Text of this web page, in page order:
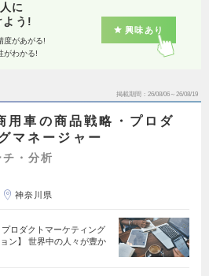
に
よう!
度があがる!
がわかる!
興味あり
掲載期間 26/08/06～26/08/19
用車の商品戦略・プロダ
マネージャー
・分析
神奈川県
ロダクトマーケティング
ン】 世界中の人々が豊か